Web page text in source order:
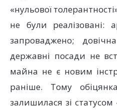
«нульової
не були реалізовані:
запроваджено;
державні посади не
майна не є новим
раніше. Тому
залишилася зі статусом